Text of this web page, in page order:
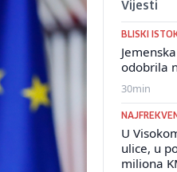
Vijesti
BLISKI
odobrila
30min
U
ulice, u
miliona